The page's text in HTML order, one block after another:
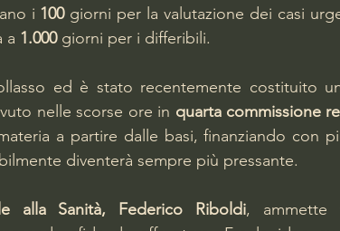
i 100 giorni per la valutazione dei casi
a 1.000 giorni per i differibili.
ed è stato recentemente costituito
nelle scorse ore in quarta commissione
a partire dalle basi, finanziando con
diventerà sempre più pressante.
alla Sanità, Federico Riboldi,